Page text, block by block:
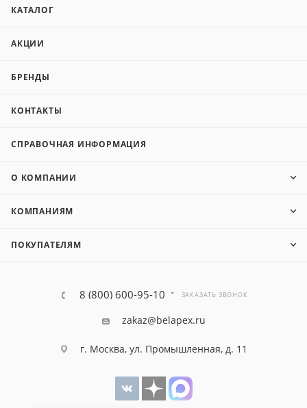
КАТАЛОГ
АКЦИИ
БРЕНДЫ
КОНТАКТЫ
СПРАВОЧНАЯ ИНФОРМАЦИЯ
О КОМПАНИИ
КОМПАНИЯМ
ПОКУПАТЕЛЯМ
8 (800) 600-95-10 ЗАКАЗАТЬ ЗВОНОК
zakaz@belapex.ru
г. Москва, ул. Промышленная, д. 11